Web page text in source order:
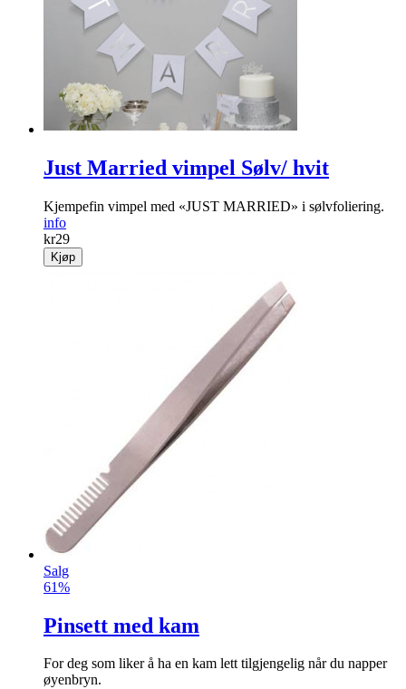
Just Married vimpel Sølv/ hvit
Kjempefin vimpel med «JUST MARRIED» i sølvfoliering.
info
kr29
Kjøp
Salg
61%
Pinsett med kam
Fordeg som liker å ha en kam lett tilgjengelig når du napper
øyenbryn.